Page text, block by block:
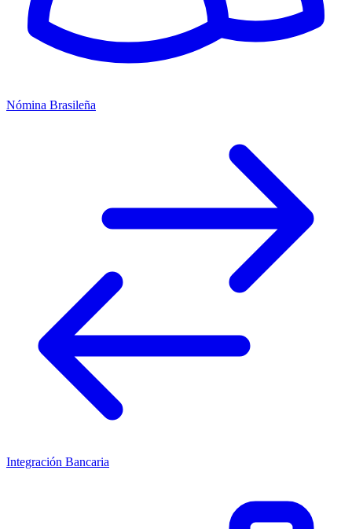
Nómina Brasileña
Integración Bancaria